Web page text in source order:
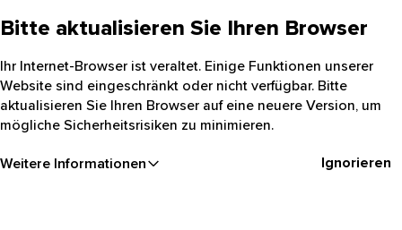
Bitte aktualisieren Sie Ihren Browser
Ihr Internet-Browser ist veraltet. Einige Funktionen unserer
Website sind eingeschränkt oder nicht verfügbar. Bitte
aktualisieren Sie Ihren Browser auf eine neuere Version, um
mögliche Sicherheitsrisiken zu minimieren.
Weitere Informationen Ignorieren